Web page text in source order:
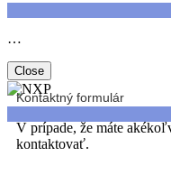
…
Close
Kontaktný formulár
V prípade, že máte
kontaktovať.